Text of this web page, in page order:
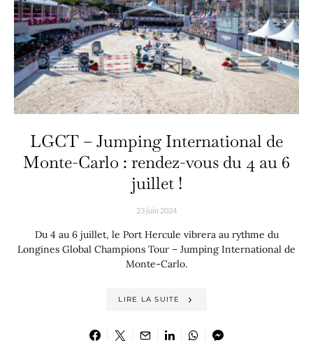
LGCT – Jumping International de
Monte-Carlo : rendez-vous du 4 au 6
juillet !
23 juin 2024
Du 4 au 6 juillet, le Port Hercule vibrera au rythme du
Longines Global Champions Tour – Jumping International de
Monte-Carlo.
LIRE LA SUITE